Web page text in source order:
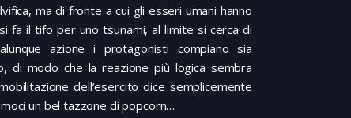
ma di fronte a cui gli esseri umani hanno
fa il tifo per uno tsunami, al limite si cerca di
azione i protagonisti compiano sia
di modo che la reazione più logica sembra
dell’esercito dice semplicemente
un bel tazzone di popcorn…